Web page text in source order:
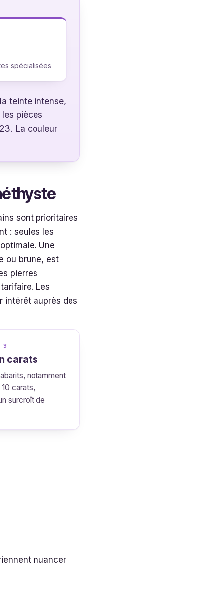
spécialisées
teinte intense,
pièces
La couleur
sont prioritaires
: seules les
Une
ou brune, est
pierres
Les
intérêt auprès des
3
carats
notamment
carats,
surcroît de
nuancer